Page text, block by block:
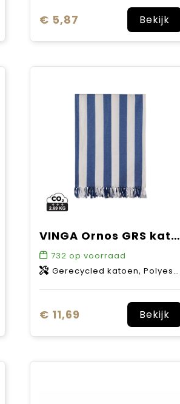
€ 5,87 Bekijk
VINGA Ornos GRS katoenen hamamdoek
732 op voorraad
Gerecycled katoen, Polyester
€ 11,69 Bekijk